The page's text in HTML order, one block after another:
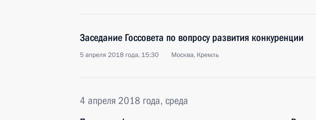
Заседание Госсовета по вопросу развития конкуренции
5 апреля 2018 года, 15:30 Москва, Кремль
4 апреля 2018 года, среда